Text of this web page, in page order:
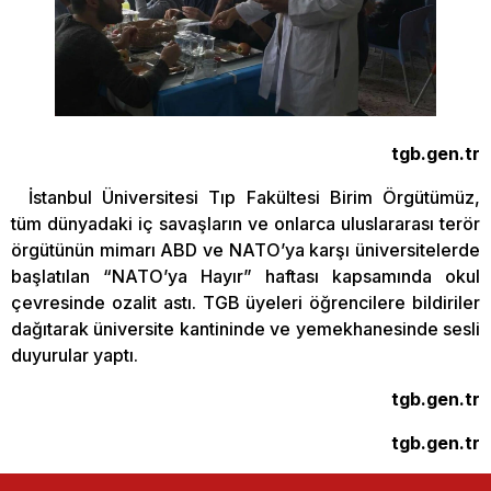
tgb.gen.tr
İstanbul Üniversitesi Tıp Fakültesi Birim Örgütümüz,
tüm dünyadaki iç savaşların ve onlarca uluslararası terör
örgütünün mimarı ABD ve NATO’ya karşı üniversitelerde
başlatılan “NATO’ya Hayır” haftası kapsamında okul
çevresinde ozalit astı. TGB üyeleri öğrencilere bildiriler
dağıtarak üniversite kantininde ve yemekhanesinde sesli
duyurular yaptı.
tgb.gen.tr
tgb.gen.tr